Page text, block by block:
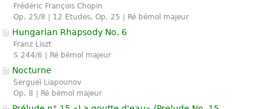
Frédéric François Chopin
Op. 25/8 | 12 Etudes, Op. 25 | Ré bémol majeur
Hungarian Rhapsody No. 6
Franz Liszt
S 244/6 | Ré bémol majeur
Nocturne
Sergueï Liapounov
Op. 8 | Ré bémol majeur